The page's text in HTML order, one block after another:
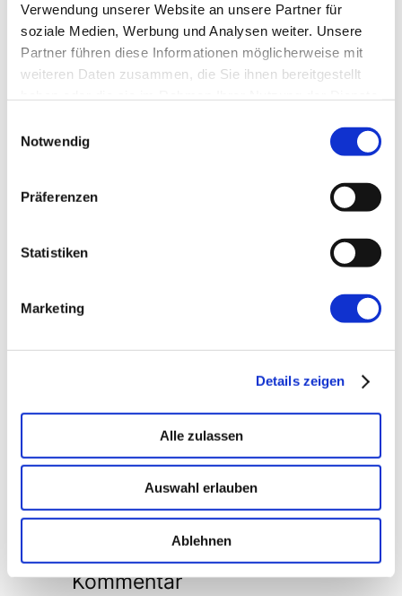
Verwendung unserer Website an unsere Partner für
soziale Medien, Werbung und Analysen weiter. Unsere
Partner führen diese Informationen möglicherweise mit
weiteren Daten zusammen, die Sie ihnen bereitgestellt
Notwendig
Präferenzen
Statistiken
Marketing
Details zeigen
Alle zulassen
Auswahl erlauben
Ablehnen
Ein Kommentar zu „Mobile
Apps: Welches SDK ist das
Richtige für mich?
Vortrag@Mayflower-
online verfügbar geben? Eventuell
gerade komplett im anderen Teil
interessiert mich – nicht nur wegen
meinem Blog – brennend!
Gruss
Antworten
Schreibe einen
Kommentar